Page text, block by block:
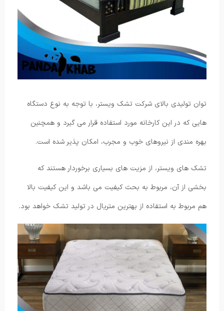
توان تولیدی بالای شرکت تشک ویستر، با توجه به نوع دستگاه
هایی که در این کارخانه مورد استفاده قرار می گیرد و همچنین
بهره مندی از نیروهای خوب و مجرب، امکان پذیر شده است.
تشک های ویستر، از مزیت های بسیاری برخوردار هستند که
بخشی از آن، مربوط به بحث کیفیت می باشد و این کیفیت بالا
هم مربوط به استفاده از بهترین متریال در تولید تشک خواهد بود.